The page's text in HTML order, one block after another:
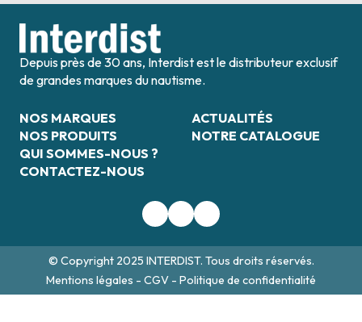
Depuis près de 30 ans, Interdist est le distributeur exclusif
de grandes marques du nautisme.
NOS MARQUES
NOS PRODUITS
QUI SOMMES-NOUS ?
CONTACTEZ-NOUS
ACTUALITÉS
NOTRE CATALOGUE
© Copyright 2025 INTERDIST. Tous droits réservés.
Mentions légales - CGV - Politique de confidentialité